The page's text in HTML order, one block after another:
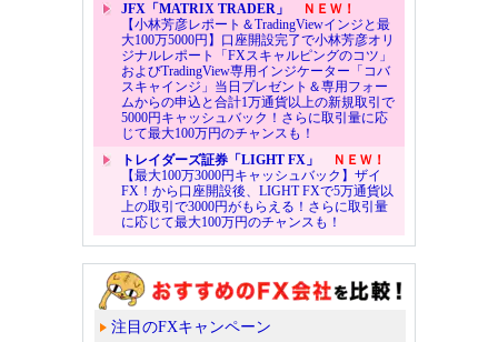
JFX「MATRIX TRADER」
ＮＥＷ！
【小林芳彦レポート＆TradingViewインジと最
大100万5000円】口座開設完了で小林芳彦オリ
ジナルレポート「FXスキャルピングのコツ」
およびTradingView専用インジケーター「コバ
スキャインジ」当日プレゼント＆専用フォー
ムからの申込と合計1万通貨以上の新規取引で
5000円キャッシュバック！さらに取引量に応
じて最大100万円のチャンスも！
トレイダーズ証券「LIGHT FX」
ＮＥＷ！
【最大100万3000円キャッシュバック】ザイ
FX！から口座開設後、LIGHT FXで5万通貨以
上の取引で3000円がもらえる！さらに取引量
に応じて最大100万円のチャンスも！
注目のFXキャンペーン